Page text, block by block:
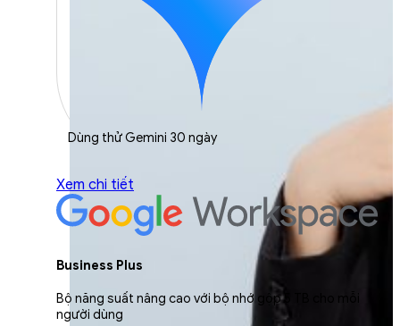
Dùng thử Gemini 30 ngày
Xem chi tiết
Business Plus
Bộ năng suất nâng cao với bộ nhớ gộp 5 TB cho mỗi
người dùng